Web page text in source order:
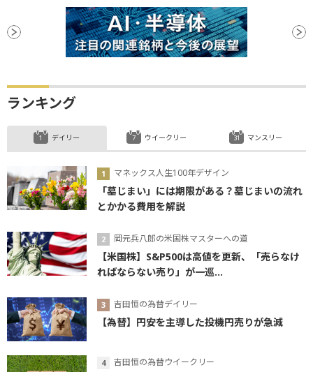
利下げ見通し
ランキング
デイリー
マネックス人生100年デザイン
「墓じまい」には期限がある？墓じまいの流れ
とかかる費用を解説
岡元兵八郎の米国株マスターへの道
【米国株】S&P500は高値を更新、「売らなけ
ればならない売り」が一巡...
吉田恒の為替デイリー
【為替】円安を主導した投機円売りが急減
吉田恒の為替ウイークリー
ウイークリー マンスリー